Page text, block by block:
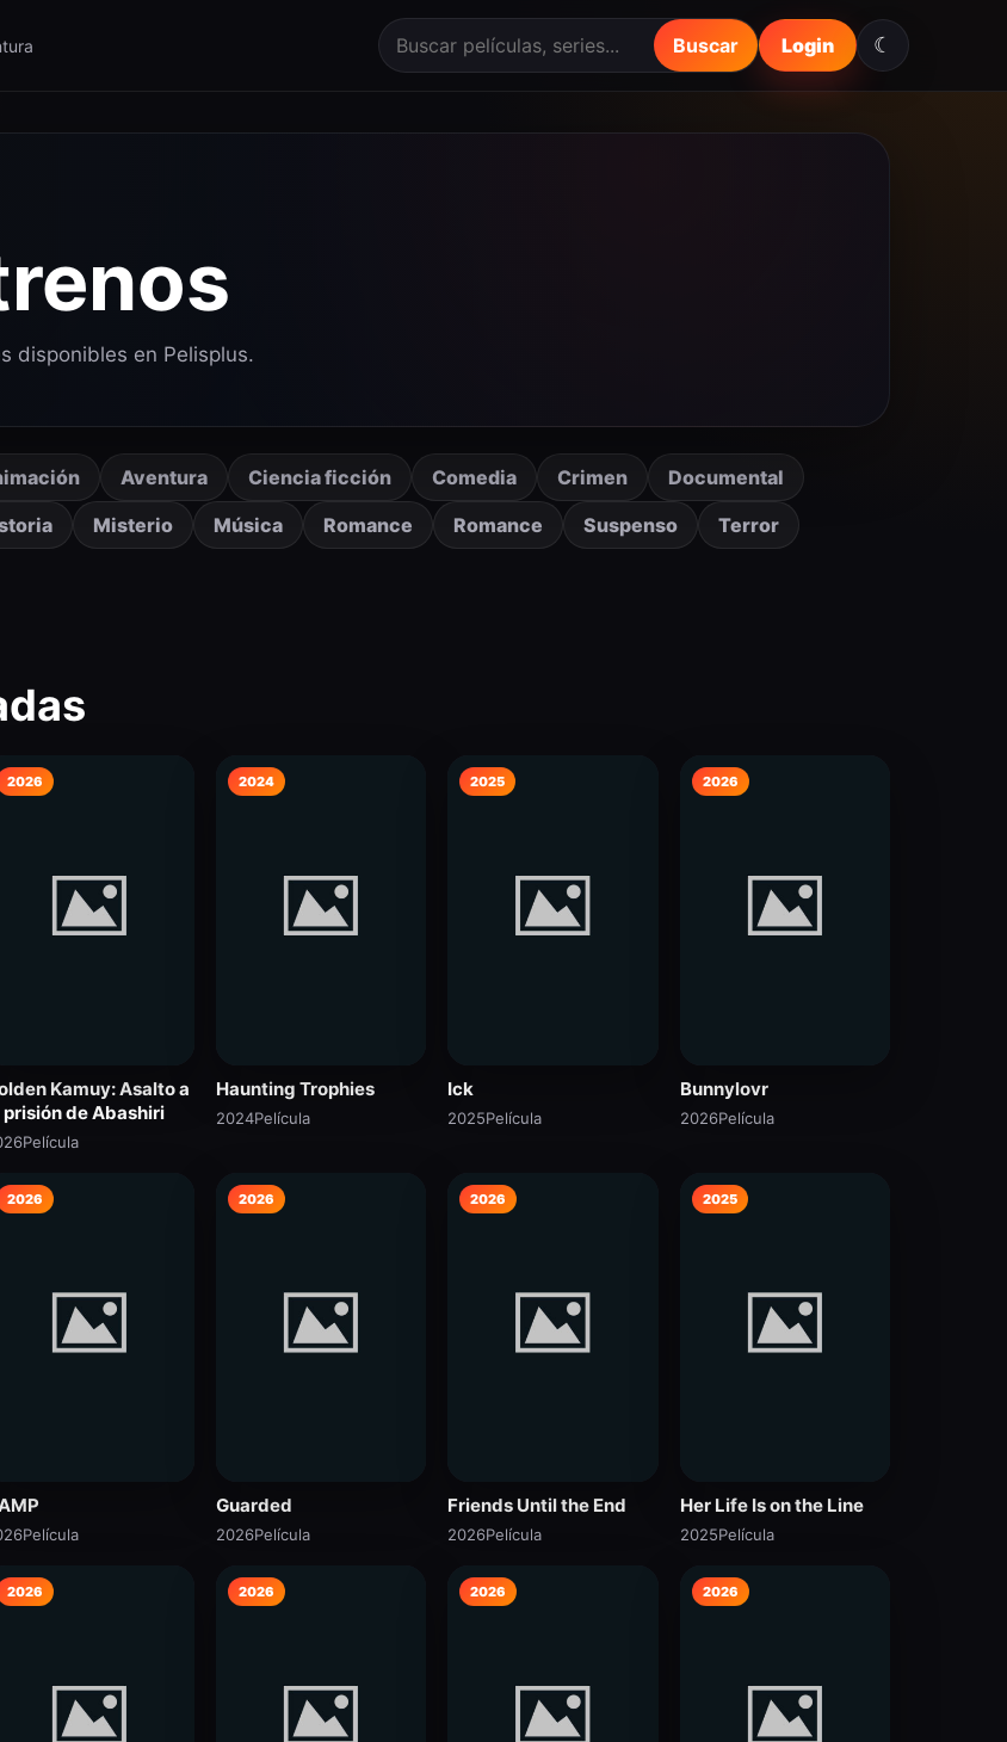
Buscar Login ☾
disponibles en Pelisplus.
Aventura Ciencia ficción Comedia Crimen
Documental
Misterio Música Romance Romance Suspenso
Terror
2026
Kamuy: Asalto a
prisión de Abashiri
Película
2024
Haunting Trophies
2024Película
2025
Ick
2025Película
2026
Bunnylovr
2026Película
2026
Película
2026
Guarded
2026Película
2026
Friends Until the End
2026Película
2025
Her Life Is on the Line
2025Película
2026 2026 2026 2026